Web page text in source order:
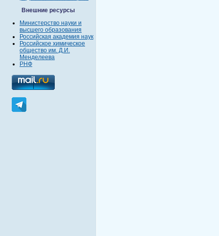
Внешние ресурсы
Министерство науки и
высшего образования
Российская академия наук
Российское химическое
общество им. Д.И.
Менделеева
РНФ